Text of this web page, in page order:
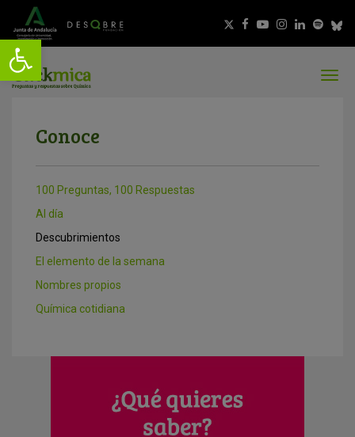
Conoce
100 Preguntas, 100 Respuestas
Al día
Descubrimientos
El elemento de la semana
Nombres propios
Química cotidiana